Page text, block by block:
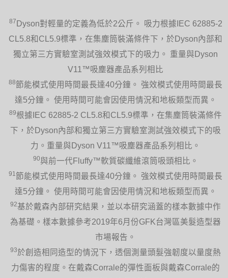
87 Dyson對輕量的定義為低於2公斤。 吸力根據IEC 62885-2
CL5.8和CL5.9標準，在集塵筒裝滿條件下，於Dyson內部和
獨立第三方實驗室測試強效模式下的吸力。 重量與Dyson
V11™吸塵器產品系列相比
88節能模式使用時間最長達40分鐘。 強效模式使用時間最長
達5分鐘。 使用時間可能會因使用情況和地板類型而異。
89根據IEC 62885-2 CL5.8和CL5.9標準，在集塵筒裝滿條件
下，於Dyson內部和獨立第三方實驗室測試強效模式下的吸
力。重量與Dyson V11™吸塵器產品系列相比。
90與前一代Fluffy™軟質碳纖維滾筒吸頭相比。
91 節能模式使用時間最長達40分鐘。 強效模式使用時間最長
達5分鐘。 使用時間可能會因使用情況和地板類型而異。
92基於戴森內部研究結果，並以本研究涵蓋的樣本數據中作
為基礎。樣本數據參考2019年6月份GFK台灣區美髮造型器
市場報告。
93於創造相同造型的情況下，透個測量頭髮強韌度以量度熱
力傷害的程度。在戴森Corrale的彈性面板與戴森Corrale的